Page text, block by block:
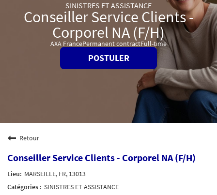
MES CANDIDATURES MON PROFIL
SINISTRES ET ASSISTANCE
Conseiller Service Clients -
Corporel NA (F/H)
AXA FrancePermanent contractFull-time
POSTULER
Retour
Conseiller Service Clients - Corporel NA (F/H)
MARSEILLE, FR, 13013
SINISTRES ET ASSISTANCE